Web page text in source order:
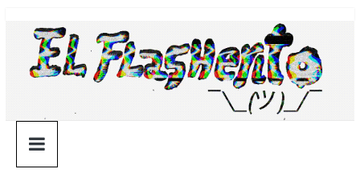
contenido
¯\_(ツ)_/
¯